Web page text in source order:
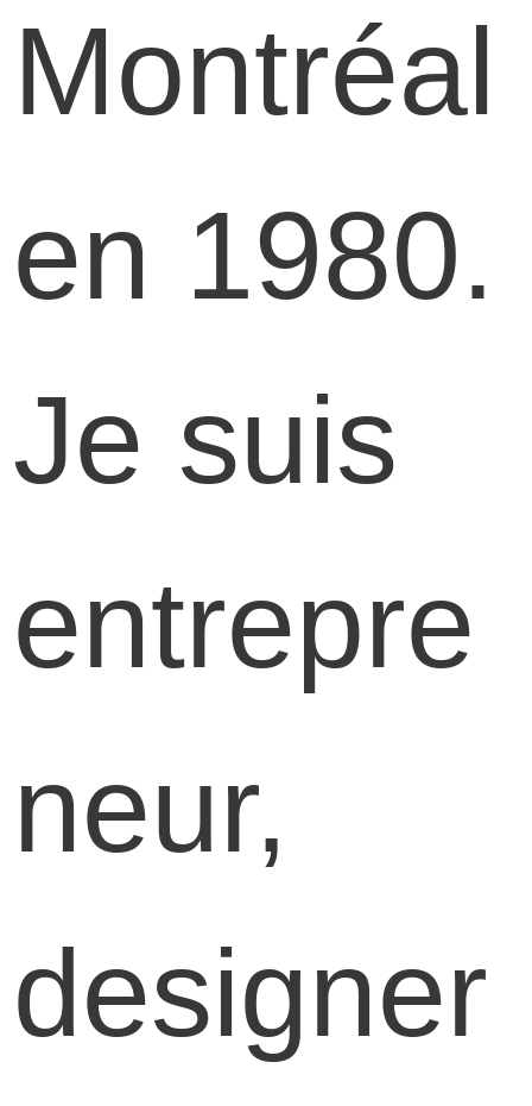
Montréal
en 1980.
Je suis
entrepre
neur,
designer